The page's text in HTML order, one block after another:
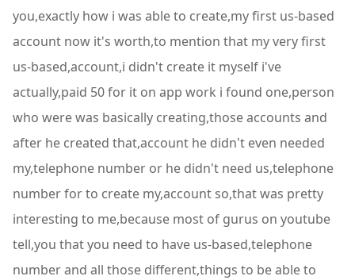
you,exactly how i was able to create,my first us-based
account now it's worth,to mention that my very first
us-based,account,i didn't create it myself i've
actually,paid 50 for it on app work i found one,person
who were was basically creating,those accounts and
after he created that,account he didn't even needed
my,telephone number or he didn't need us,telephone
number for to create my,account so,that was pretty
interesting to me,because most of gurus on youtube
tell,you that you need to have us-based,telephone
number and all those different,things to be able to